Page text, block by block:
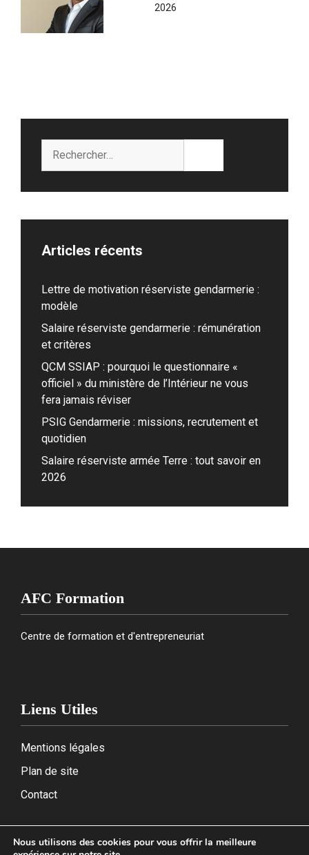
2026
Articles récents
Lettre de motivation réserviste gendarmerie :
modèle
Salaire réserviste gendarmerie : rémunération
et critères
QCM SSIAP : pourquoi le questionnaire «
officiel » du ministère de l’Intérieur ne vous
fera jamais réviser
PSIG Gendarmerie : missions, recrutement et
quotidien
Salaire réserviste armée Terre : tout savoir en
2026
AFC Formation
Centre de formation et d'entrepreneuriat
Liens Utiles
Mentions légales
Plan de site
Contact
Nous utilisons des cookies pour vous offrir la meilleure